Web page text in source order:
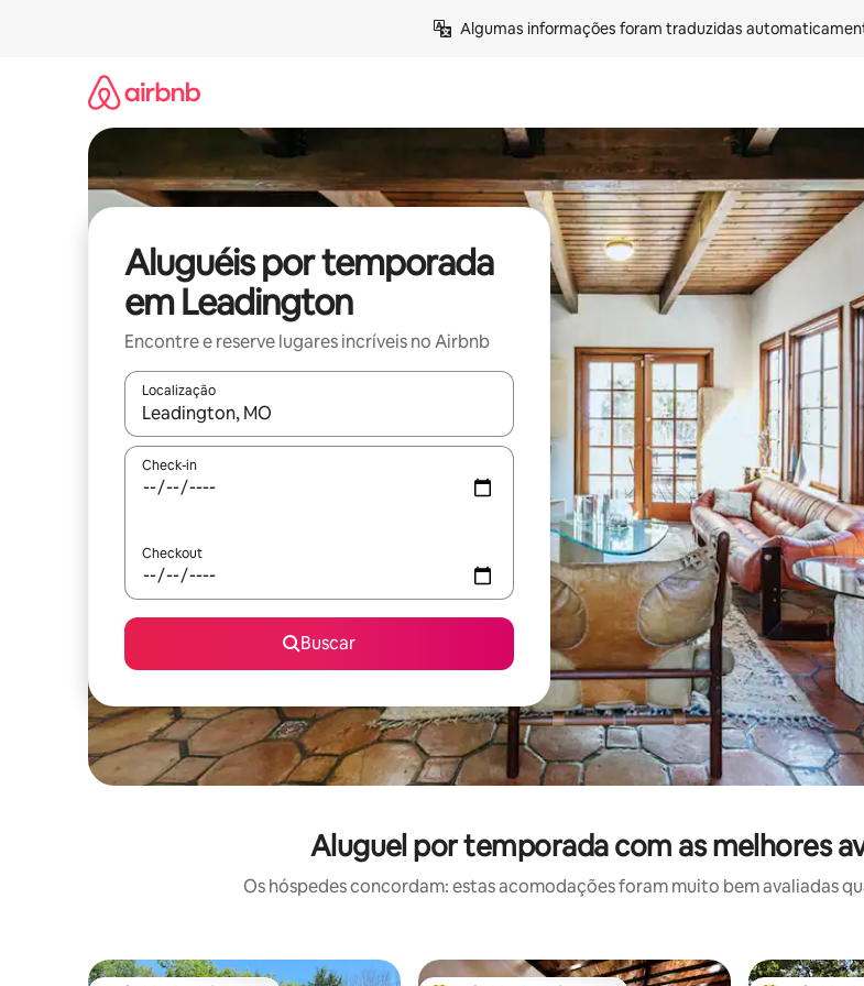
Algumas informações foram traduzidas
Aluguéis por temporada
em Leadington
Encontre e reserve lugares incríveis no Airbnb
Localização
Quando os resultados estiverem disponíveis, explore-os usando as seta para cima e para baixo do
Check-in
Checkout
Buscar
Aluguel por temporada com as melhores
Os hóspedes concordam: estas acomodações foram muito bem avaliadas